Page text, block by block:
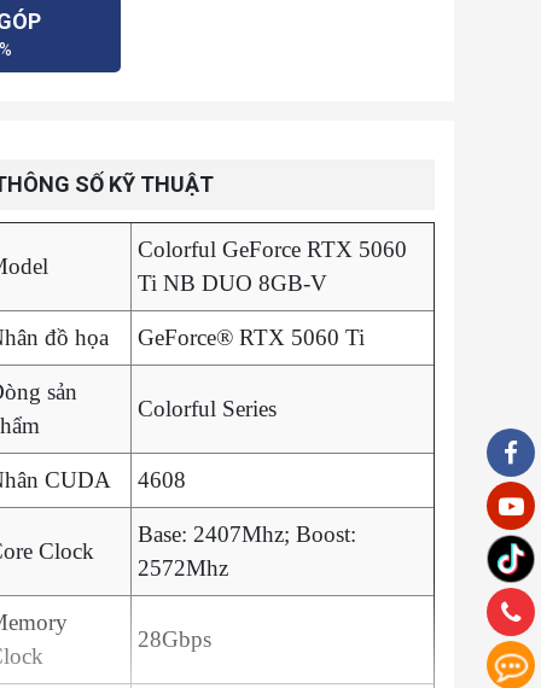
SỐ KỸ THUẬT
Colorful GeForce RTX 5060
Ti NB DUO 8GB-V
đồ họa GeForce® RTX 5060 Ti
sản
Colorful Series
CUDA 4608
Clock
Base: 2407Mhz; Boost:
2572Mhz
28Gbps